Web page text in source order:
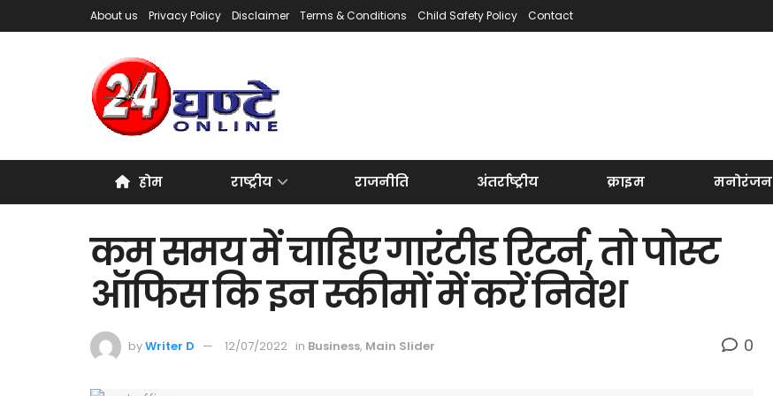
About us Privacy Policy Disclaimer Terms & Conditions Child Safety Policy Contact
होम राष्ट्रीय राजनीति अंतर्राष्ट्रीय क्राइम मनोरंजन
कम समय में चाहिए गारंटीड रिटर्न, तो पोस्ट
ऑफिस कि इन स्कीमों में करें निवेश
byWriter D 12/07/2022 in Business, Main Slider 0